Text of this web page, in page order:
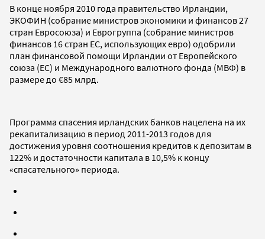
В конце ноября 2010 года правительство Ирландии,
ЭКОФИН (собрание министров экономики и финансов 27
стран Евросоюза) и Еврогруппа (собрание министров
финансов 16 стран ЕС, использующих евро) одобрили
план финансовой помощи Ирландии от Европейского
союза (ЕС) и Международного валютного фонда (МВФ) в
размере до €85 млрд.
Программа спасения ирландских банков нацелена на их
рекапитализацию в период 2011-2013 годов для
достижения уровня соотношения кредитов к депозитам в
122% и достаточности капитала в 10,5% к концу
«спасательного» периода.